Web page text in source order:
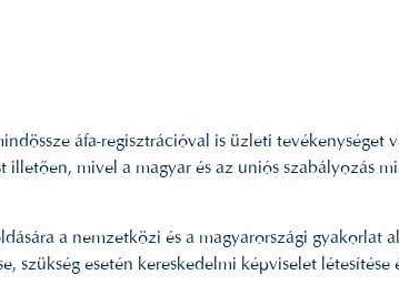
áfa-regisztrációval is üzleti tevékenységet
mivel a magyar és az uniós szabályozás
a nemzetközi és a magyarországi gyakorlat
szükség esetén kereskedelmi képviselet